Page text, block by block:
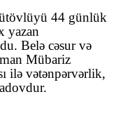
44 günlük
yazan
Belə cəsur və
Mübariz
ilə vətənpərvərlik,